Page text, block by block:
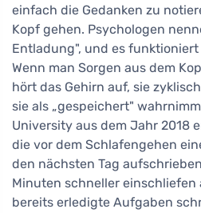
einfach die Gedanken zu
Kopf gehen. Psychologen
Entladung", und es
Wenn man Sorgen aus dem
hört das Gehirn auf, sie
sie als „gespeichert"
University aus dem Jahr 2018
die vor dem Schlafengehen
den nächsten Tag
Minuten schneller einschliefen
bereits erledigte Aufgaben